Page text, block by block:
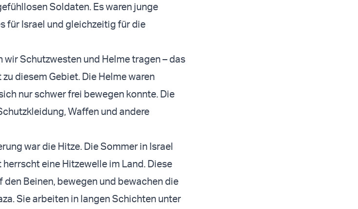
Soldaten. Es waren junge
für Israel und gleichzeitig für die
Schutzwesten und Helme tragen – das
diesem Gebiet. Die Helme waren
nur schwer frei bewegen konnte. Die
Waffen und andere
war die Hitze. Die Sommer in Israel
eine Hitzewelle im Land. Diese
Beinen, bewegen und bewachen die
Sie arbeiten in langen Schichten unter